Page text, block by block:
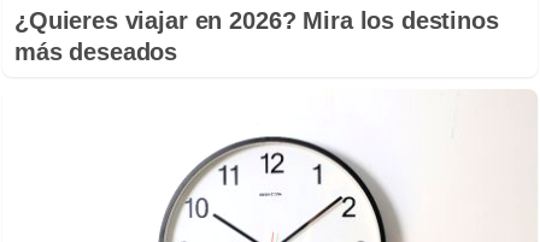
¿Quieres viajar en 2026? Mira los destinos
más deseados